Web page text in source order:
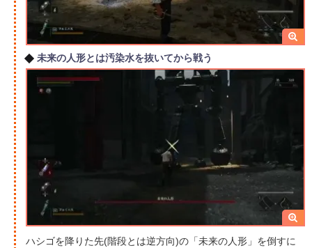
未来の人形とは汚染水を抜いてから戦う
ハシゴを降りた先(階段とは逆方向)の「未来の人形」を倒すに